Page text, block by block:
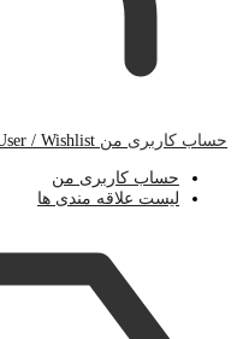
حساب کاربری من User / Wishlist
حساب کاربری من
لیست علاقه مندی ها